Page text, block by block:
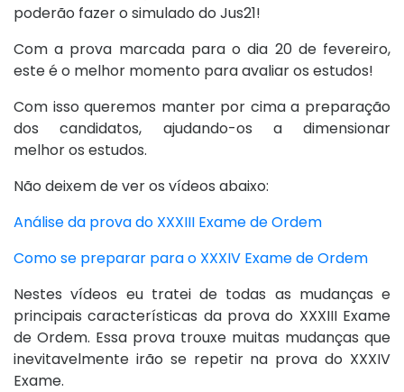
poderão fazer o simulado do Jus21!
Com a prova marcada para o dia 20 de fevereiro,
este é o melhor momento para avaliar os estudos!
Com isso queremos manter por cima a preparação
dos candidatos, ajudando-os a dimensionar
melhor os estudos.
Não deixem de ver os vídeos abaixo:
Análise da prova do XXXIII Exame de Ordem
Como se preparar para o XXXIV Exame de Ordem
Nestes vídeos eu tratei de todas as mudanças e
principais características da prova do XXXIII Exame
de Ordem. Essa prova trouxe muitas mudanças que
inevitavelmente irão se repetir na prova do XXXIV
Exame.